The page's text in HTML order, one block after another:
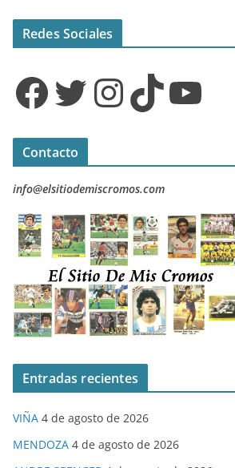
Redes Sociales
Facebook Twitter InstagramTikTok YouTube
Contacto
info@elsitiodemiscromos.com
Entradas recientes
VIÑA 4 de agosto de 2026
MENDOZA 4 de agosto de 2026